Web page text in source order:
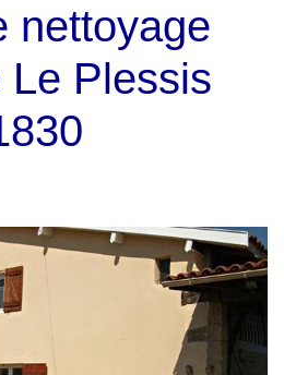
nettoyage
Le Plessis